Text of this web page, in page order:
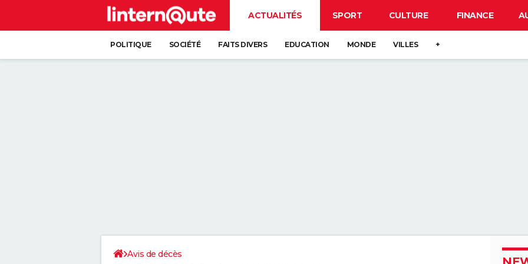
ACTUALITÉS SPORT CULTURE FINANCE
POLITIQUE SOCIÉTÉ FAITS DIVERS EDUCATION MONDE VILLES +
Avis de décès